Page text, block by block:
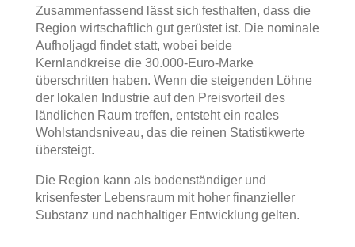
Zusammenfassend lässt sich festhalten, dass die
Region wirtschaftlich gut gerüstet ist. Die nominale
Aufholjagd findet statt, wobei beide
Kernlandkreise die 30.000-Euro-Marke
überschritten haben. Wenn die steigenden Löhne
der lokalen Industrie auf den Preisvorteil des
ländlichen Raum treffen, entsteht ein reales
Wohlstandsniveau, das die reinen Statistikwerte
übersteigt.
Die Region kann als bodenständiger und
krisenfester Lebensraum mit hoher finanzieller
Substanz und nachhaltiger Entwicklung gelten.